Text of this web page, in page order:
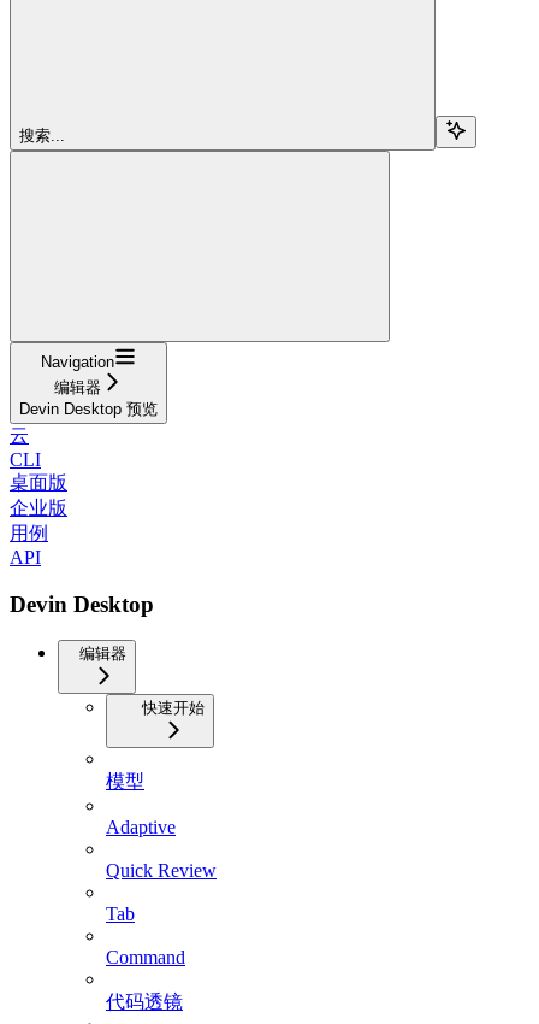
搜索...
Navigation
编辑器
Devin Desktop 预览
云
CLI
桌面版
企业版
用例
API
Devin Desktop
编辑器
快速开始
模型
Adaptive
Quick Review
Tab
Command
代码透镜